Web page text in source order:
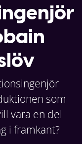
som
vara en del
i framkant?